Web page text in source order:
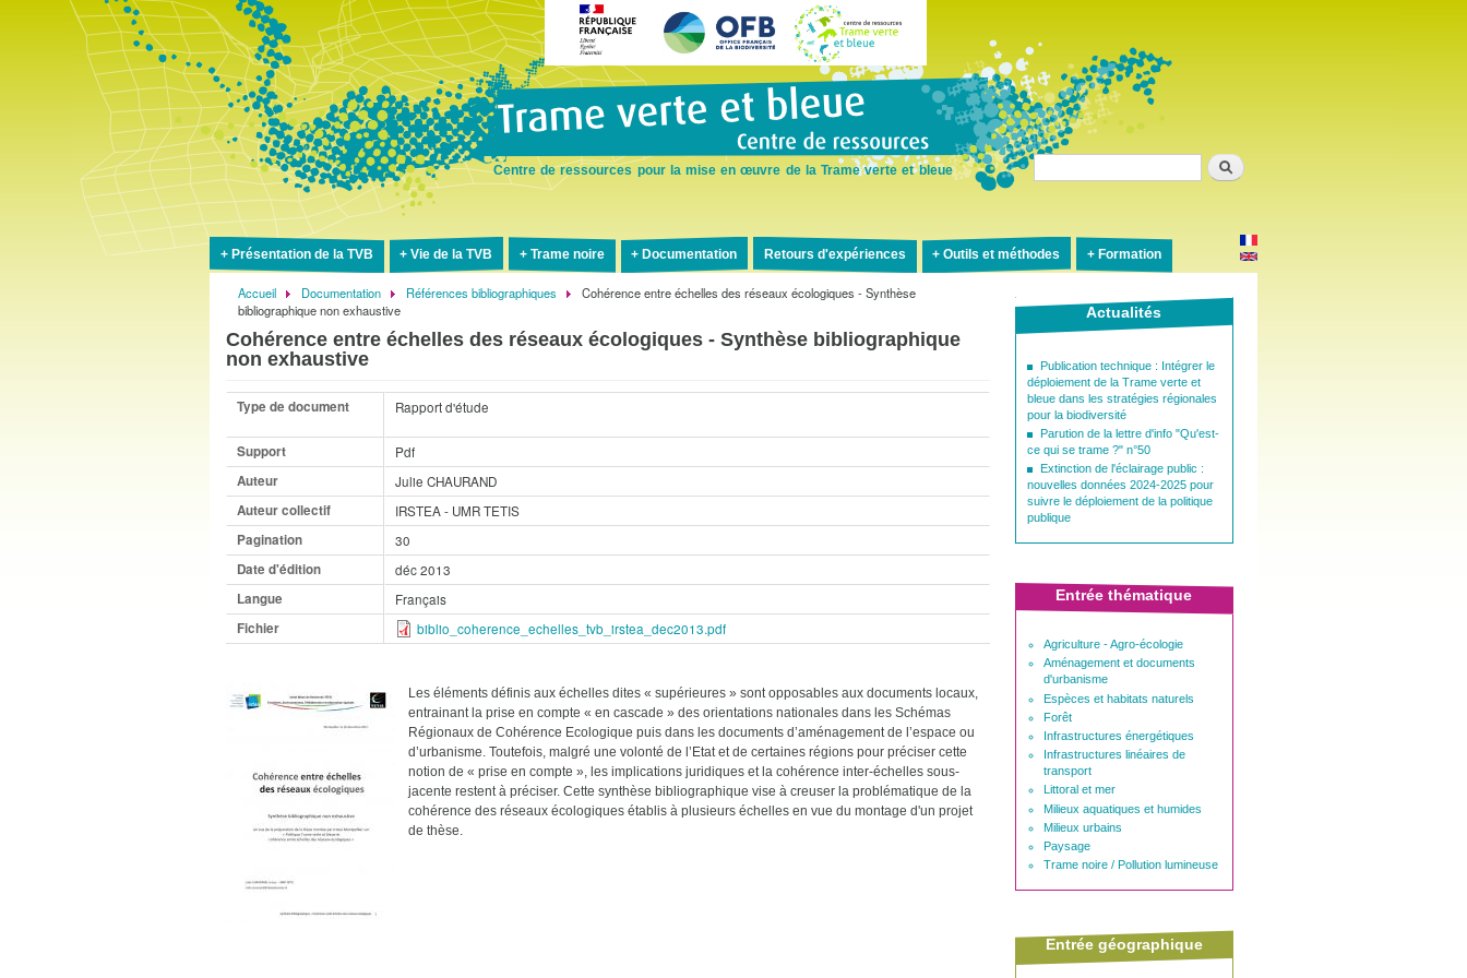
au
contenu
Centre de ressources pour la mise en œuvre de la Trame verte et bleue
Présentation de la TVB Vie de la TVB Trame noire Documentation Retours d'expériences Outils et méthodes Formation
Fil
d'Ariane
Accueil Documentation Références bibliographiques
Cohérence entre échelles des réseaux écologiques - Synthèse
bibliographique non exhaustive
Cohérence entre échelles des réseaux écologiques - Synthèse bibliographique
non exhaustive
Type de document Rapport d'étude
Support
Pdf
Auteur
Julie CHAURAND
Auteur collectif
IRSTEA - UMR TETIS
Pagination
30
Date d'édition
déc 2013
Langue
Français
Fichier
biblio_coherence_echelles_tvb_irstea_dec2013.pdf
Les éléments définis aux échelles dites « supérieures » sont opposables aux documents locaux,
entrainant la prise en compte « en cascade » des orientations nationales dans les Schémas
Régionaux de Cohérence Ecologique puis dans les documents d’aménagement de l’espace ou
d’urbanisme. Toutefois, malgré une volonté de l’Etat et de certaines régions pour préciser cette
notion de « prise en compte », les implications juridiques et la cohérence inter-échelles sous-
jacente restent à préciser. Cette synthèse bibliographique vise à creuser la problématique de la
cohérence des réseaux écologiques établis à plusieurs échelles en vue du montage d'un projet
de thèse.
Actualités
Publication technique : Intégrer le
déploiement de la Trame verte et
bleue dans les stratégies régionales
pour la biodiversité
Parution de la lettre d'info "Qu'est-
ce qui se trame ?" n°50
Extinction de l'éclairage public :
nouvelles données 2024-2025 pour
suivre le déploiement de la politique
publique
Entrée thématique
Agriculture - Agro-écologie
Aménagement et documents
d'urbanisme
Espèces et habitats naturels
Forêt
Infrastructures énergétiques
Infrastructures linéaires de
transport
Littoral et mer
Milieux aquatiques et humides
Milieux urbains
Paysage
Trame noire / Pollution lumineuse
Entrée géographique